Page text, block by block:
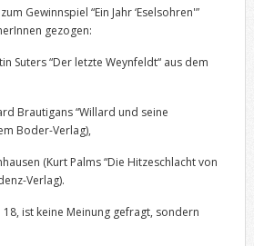
Gewinnspiel “Ein Jahr ‘Eselsohren'”
gezogen:
Suters “Der letzte Weynfeldt“ aus dem
Brautigans “Willard und seine
Boder-Verlag),
(Kurt Palms “Die Hitzeschlacht von
Verlag).
ist keine Meinung gefragt, sondern